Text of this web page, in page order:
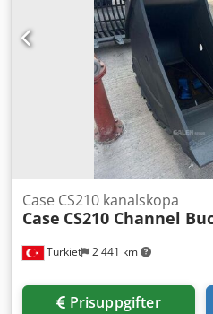
Turkiet 2 441 km
Case CS210 kanalskopa
Case CS210 Channel
Prisuppgifter